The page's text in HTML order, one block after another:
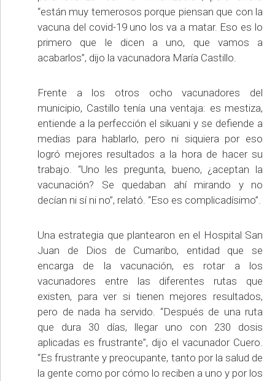
“están muy temerosos porque piensan que con la
vacuna del covid-19 uno los va a matar. Eso es lo
primero que le dicen a uno, que vamos a
acabarlos”, dijo la vacunadora María Castillo.
Frente a los otros ocho vacunadores del
municipio, Castillo tenía una ventaja: es mestiza,
entiende a la perfección el sikuani y se defiende a
medias para hablarlo, pero ni siquiera por eso
logró mejores resultados a la hora de hacer su
trabajo. “Uno les pregunta, bueno, ¿aceptan la
vacunación? Se quedaban ahí mirando y no
decían ni sí ni no”, relató. “Eso es complicadísimo”.
Una estrategia que plantearon en el Hospital San
Juan de Dios de Cumaribo, entidad que se
encarga de la vacunación, es rotar a los
vacunadores entre las diferentes rutas que
existen, para ver si tienen mejores resultados,
pero de nada ha servido. “Después de una ruta
que dura 30 días, llegar uno con 230 dosis
aplicadas es frustrante”, dijo el vacunador Cuero.
“Es frustrante y preocupante, tanto por la salud de
la gente como por cómo lo reciben a uno y por los